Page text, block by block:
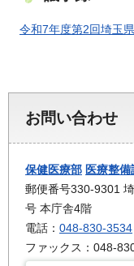
令和7年度第2回埼玉
お問い合わせ
保健医療部 医療整備
郵便番号330-9301
号 本庁舎4階
電話： 048-830-3534
ファックス：048-